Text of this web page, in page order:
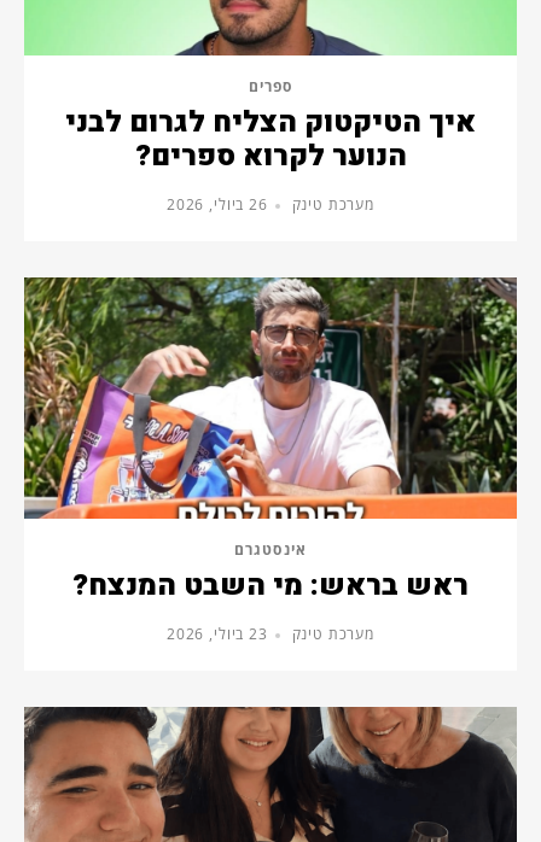
ספרים
איך הטיקטוק הצליח לגרום לבני
הנוער לקרוא ספרים?
מערכת טינק 26 ביולי, 2026
אינסטגרם
ראש בראש: מי השבט המנצח?
מערכת טינק 23 ביולי, 2026